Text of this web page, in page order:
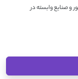
و صنایع وابسته در